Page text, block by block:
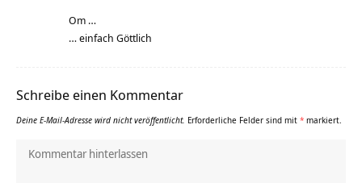
Om …
… einfach Göttlich
Schreibe einen Kommentar
Deine E-Mail-Adresse wird nicht veröffentlicht. Erforderliche Felder sind mit * markiert.